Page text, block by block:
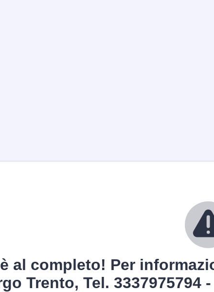
al completo! Per
Trento, Tel.